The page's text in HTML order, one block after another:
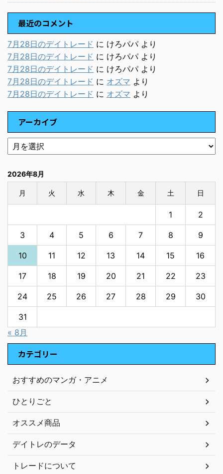
最近のコメント
7月28日のデイトレード に けろパパより
7月28日のデイトレード に けろパパより
7月28日のデイトレード に けろパパより
7月28日のデイトレード に オズマ より
7月28日のデイトレード に オズマ より
アーカイブ
2026年8月
月 火 水 木 金 土 日
1 2
3 4 5 6 7 8 9
10 11 12 13 14 15 16
17 18 19 20 21 22 23
24 25 26 27 28 29 30
31
« 8月
カテゴリー
おすすめのマンガ・アニメ
ひとりごと
オススメ商品
デイトレのデータ
トレードについて